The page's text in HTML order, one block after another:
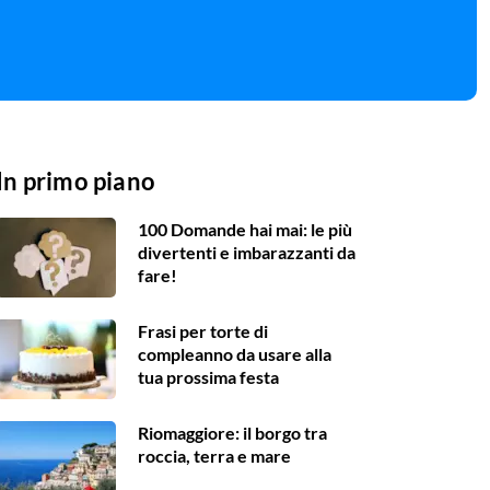
primo piano
100 Domande hai mai: le più
divertenti e imbarazzanti da
fare!
Frasi per torte di
compleanno da usare alla
tua prossima festa
Riomaggiore: il borgo tra
roccia, terra e mare